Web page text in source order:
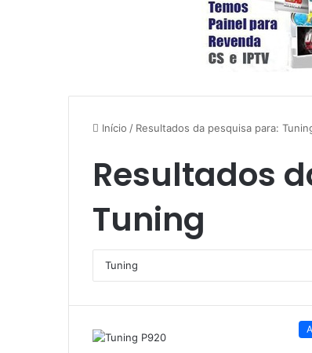
Início / Resultados da pesquisa para:
Resultados
Tuning